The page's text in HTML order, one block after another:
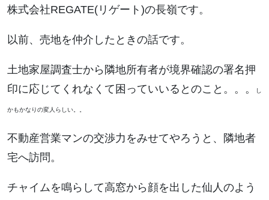
株式会社REGATE(リゲート)の長嶺です。
以前、売地を仲介したときの話です。
土地家屋調査士から隣地所有者が境界確認の署名押
印に応じてくれなくて困っていいるとのこと。。。
し
かもかなりの変人らしい。。
不動産営業マンの交渉力をみせてやろうと、隣地者
宅へ訪問。
チャイムを鳴らして高窓から顔を出した仙人のよう